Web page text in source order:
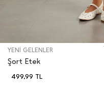
YENİ GELENLER
Şort Etek
499,99 TL